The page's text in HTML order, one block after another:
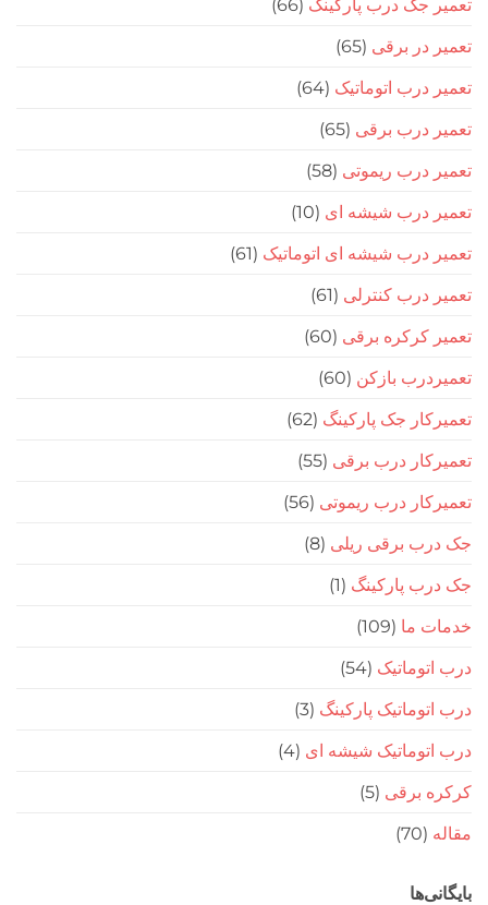
جک درب پارکینگ (66)
برقی (65)
اتوماتیک (64)
درب برقی (65)
درب ریموتی(58)
درب شیشه ای(10)
درب شیشه ای اتوماتیک (61)
درب کنترلی(61)
کرکره برقی(60)
بازکن(60)
جک پارکینگ (62)
درب برقی (55)
درب ریموتی(56)
برقی ریلی(8)
پارکینگ (1)
ما(109)
(54)
پارکینگ (3)
شیشه ای(4)
برقی(5)